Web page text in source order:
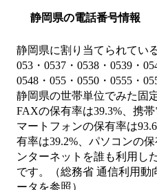
静岡県の電話番号情報
静岡県に割り当てられてい
053・0537・0538・0539・
0548・055・0550・0555・
静岡県の世帯単位でみた固
FAXの保有率は39.3%、携
マートフォンの保有率は
有率は39.2%、パソコンの
ンターネットを誰も利用し
です。（総務省 通信利用動
ータを参照）